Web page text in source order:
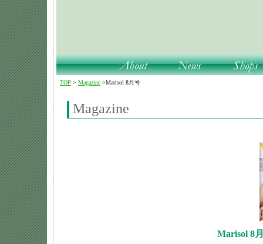
TOP > Magazine >Marisol 8月号
Magazine
Marisol 8